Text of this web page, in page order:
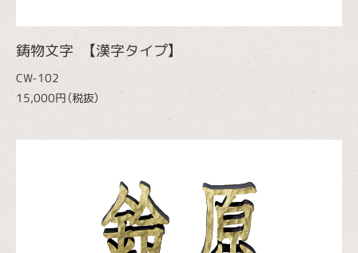
鋳物文字 【漢字タイプ】
CW-102
15,000円（税抜）